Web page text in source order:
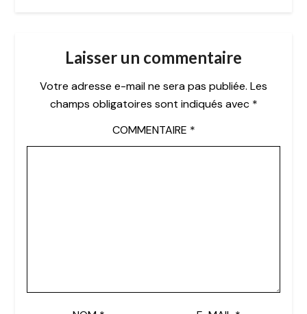
Laisser un commentaire
Votre adresse e-mail ne sera pas publiée. Les
champs obligatoires sont indiqués avec *
COMMENTAIRE *